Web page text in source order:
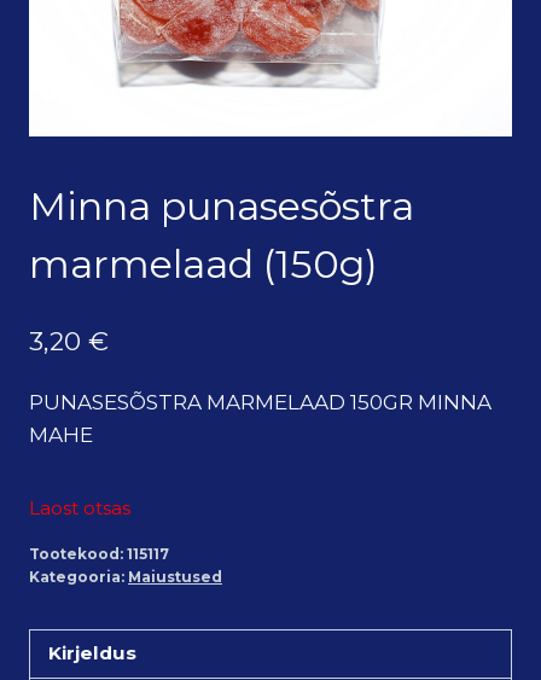
Minna punasesõstra
marmelaad (150g)
3,20 €
PUNASESÕSTRA MARMELAAD 150GR MINNA
MAHE
Laost otsas
Tootekood: 115117
Kategooria: Maiustused
Kirjeldus